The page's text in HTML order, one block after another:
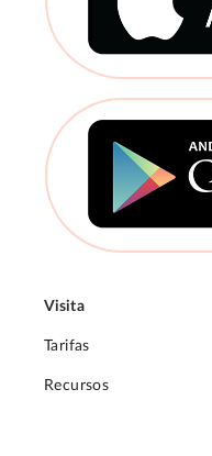
Visita
Tarifas
Recursos